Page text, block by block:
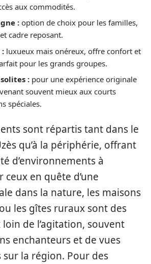
aux commodités.
: option de choix pour les familles,
cadre reposant.
: luxueux mais onéreux, offre confort et
pour les grands groupes.
: pour une expérience originale
souvent mieux aux courts
spéciales.
sont répartis tant dans le
qu’à la périphérie, offrant
d’environnements à
ceux en quête d’une
dans la nature, les maisons
les gîtes ruraux sont des
de l’agitation, souvent
enchanteurs et de vues
la région. Pour des